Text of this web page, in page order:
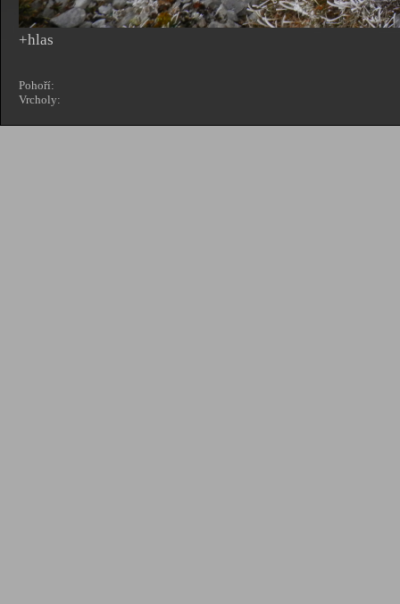
+hlas
Pohoří:
Vrcholy: